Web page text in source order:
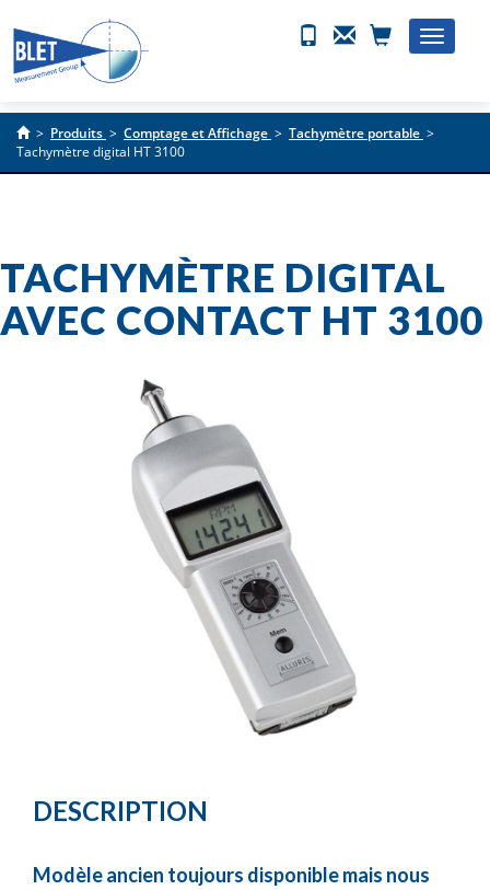
Toggle
> Produits > Comptage et Affichage > Tachymètre portable >
Tachymètre digital HT 3100
TACHYMÈTRE DIGITAL
AVEC CONTACT HT 3100
DESCRIPTION
Modèle ancien toujours disponible mais nous